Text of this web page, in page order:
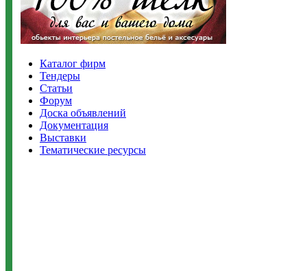
Каталог фирм
Тендеры
Статьи
Форум
Доска объявлений
Документация
Выставки
Тематические ресурсы